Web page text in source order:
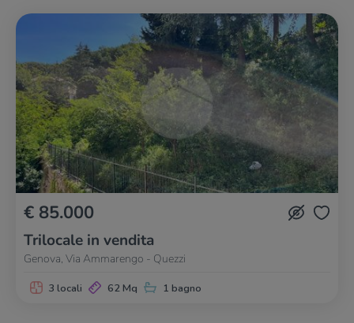
€ 85.000
Trilocale in vendita
Genova, Via Ammarengo - Quezzi
3 locali 62 Mq 1 bagno